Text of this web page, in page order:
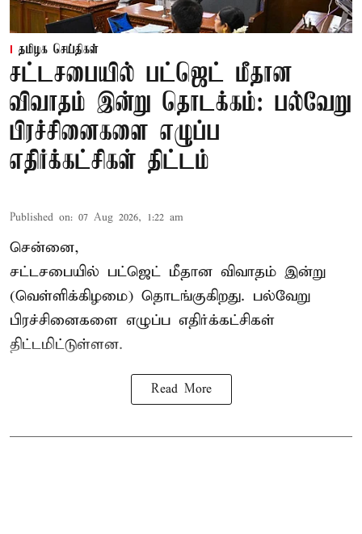
தமிழக செய்திகள்
சட்டசபையில் பட்ஜெட் மீதான
விவாதம் இன்று தொடக்கம்: பல்வேறு
பிரச்சினைகளை எழுப்ப
எதிர்க்கட்சிகள் திட்டம்
Published on: 07 Aug 2026, 1:22 am
சென்னை,
சட்டசபையில் பட்ஜெட் மீதான விவாதம் இன்று
(வெள்ளிக்கிழமை) தொடங்குகிறது. பல்வேறு
பிரச்சினைகளை எழுப்ப எதிர்க்கட்சிகள்
திட்டமிட்டுள்ளன.
Read More